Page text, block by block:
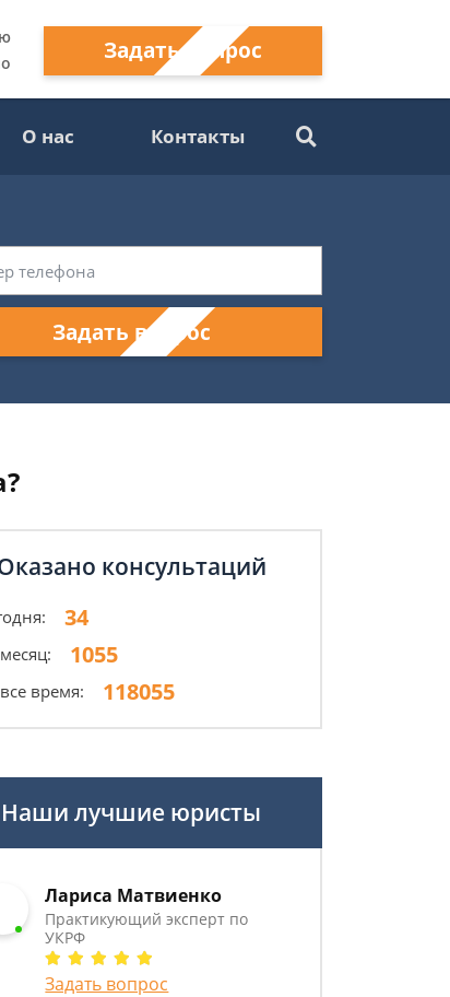
Задать вопрос
О нас Контакты
Задать вопрос
консультаций
34
1055
время: 118055
Наши лучшие юристы
Лариса Матвиенко
Практикующий эксперт по
УКРФ
Задать вопрос